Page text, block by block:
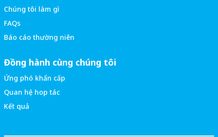
Chúng tôi làm gì
FAQs
Báo cáo thường niên
Đồng hành cùng chúng tôi
Ứng phó khẩn cấp
Quan hệ hop tác
Kết quả